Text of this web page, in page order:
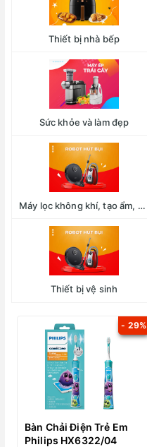
Thiết bị nhà bếp
Sức khỏe và làm đẹp
Máy lọc không khí, tạo ẩm, hút ẩm
Thiết bị vệ sinh
- 29%
Bàn Chải Điện Trẻ Em
Philips HX6322/04